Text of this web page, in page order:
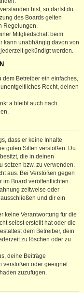
bist, so darfst du
des Boards gelten
Regelungen.
Mitgliedschaft beim
kann unabhängig davon von
gekündigt werden.
dem Betreiber ein einfaches,
Recht, deinen
a bleibt auch nach
dass er keine Inhalte
guten Sitten verstoßen. Du
die in deinen
setzen bzw. zu verwenden.
aus. Bei Verstößen gegen
Board veröffentlichten
zeitweise oder
und dir ein
keine Verantwortung für die
selbst erstellt hat oder die
dem Betreiber, dein
zu löschen oder zu
deine Beiträge
verstoßen oder geeignet
zuzufügen.